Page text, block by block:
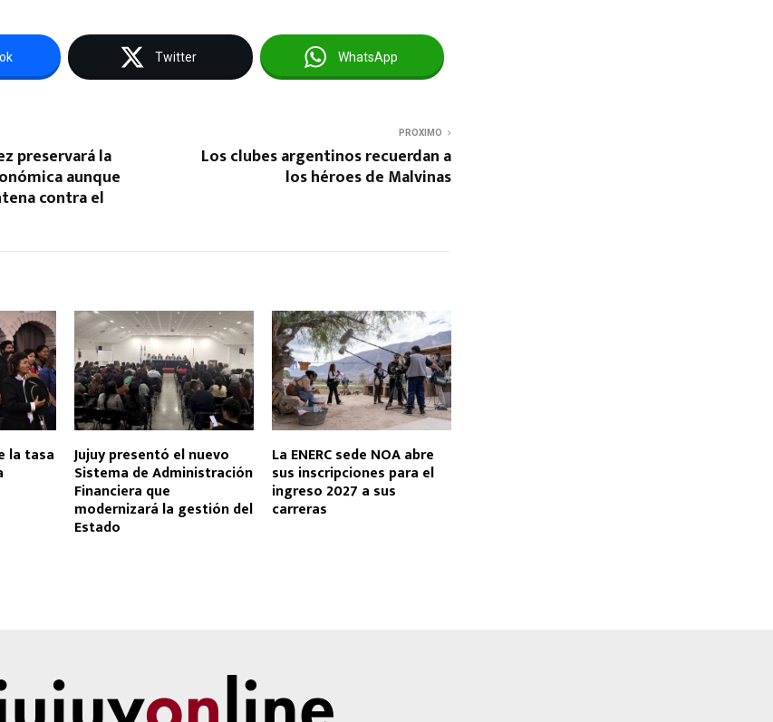
Twitter WhatsApp
preservará la
aunque
contra el
PROXIMO
Los clubes argentinos recuerdan a
los héroes de Malvinas
la tasa Jujuy presentó el nuevo
Sistema de Administración
Financiera que
modernizará la gestión del
Estado
La ENERC sede NOA abre
sus inscripciones para el
ingreso 2027 a sus
carreras